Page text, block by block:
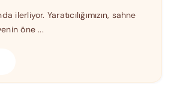
ilerliyor. Yaratıcılığımızın, sahne
öne ...